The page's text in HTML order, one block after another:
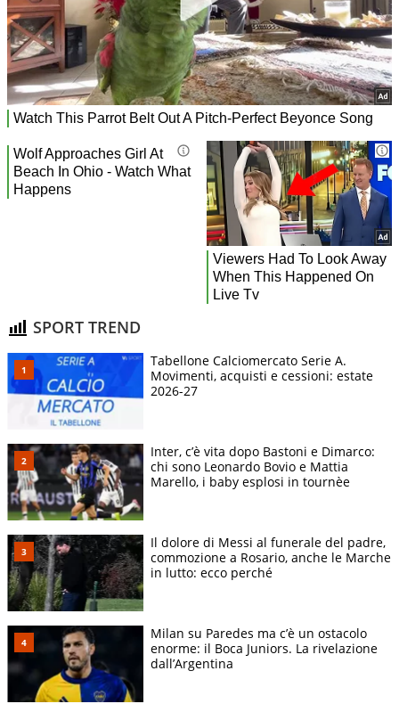
SPORT TREND
Tabellone Calciomercato Serie A.
Movimenti, acquisti e cessioni: estate
2026-27
Inter, c’è vita dopo Bastoni e Dimarco:
chi sono Leonardo Bovio e Mattia
Marello, i baby esplosi in tournèe
Il dolore di Messi al funerale del padre,
commozione a Rosario, anche le Marche
in lutto: ecco perché
Milan su Paredes ma c’è un ostacolo
enorme: il Boca Juniors. La rivelazione
dall’Argentina